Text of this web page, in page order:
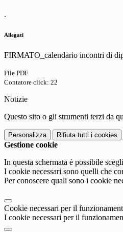
.
Allegati
FIRMATO_calendario incontri di
File PDF
Contatore click: 22
Notizie
Questo sito o gli strumenti terzi da
Personalizza Rifiuta tutti i cookies
Gestione cookie
In questa schermata è possibile
I cookie necessari sono quelli che
Per conoscere quali sono i cookie
Cookie necessari per il
I cookie necessari per il